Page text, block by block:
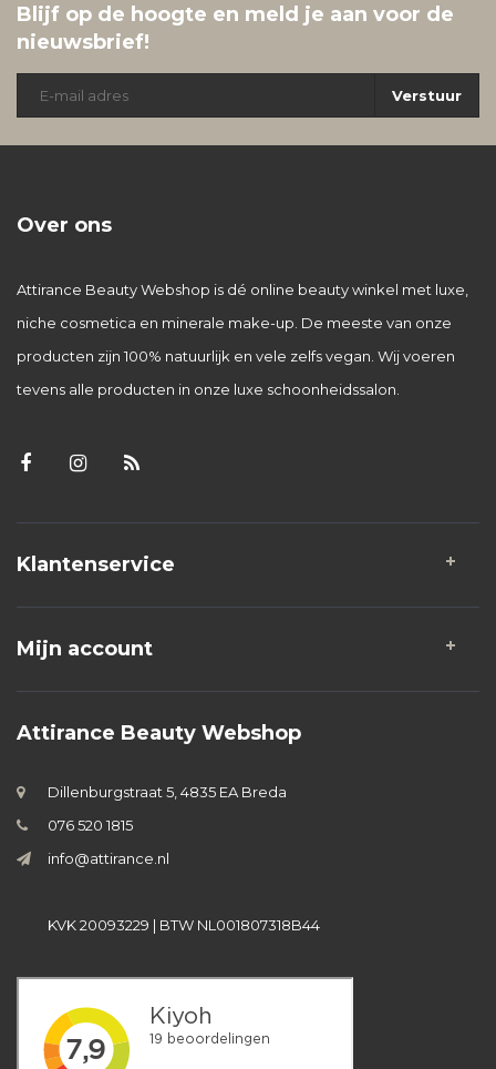
Blijf op de hoogte en meld je aan voor de
nieuwsbrief!
Verstuur
Over ons
Attirance Beauty Webshop is dé online beauty winkel met luxe,
niche cosmetica en minerale make-up. De meeste van onze
producten zijn 100% natuurlijk en vele zelfs vegan. Wij voeren
tevens alle producten in onze luxe schoonheidssalon.
Klantenservice
Mijn account
Attirance Beauty Webshop
Dillenburgstraat 5, 4835 EA Breda
076 520 1815
info@attirance.nl
KVK 20093229 | BTW NL001807318B44